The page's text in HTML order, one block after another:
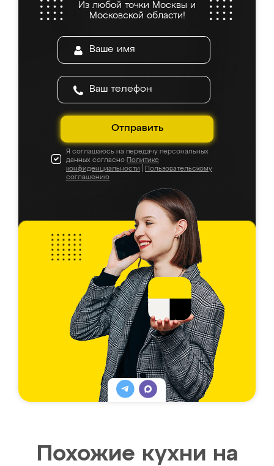
Из любой точки Москвы и
Московской области!
Отправить
Я соглашаюсь на передачу персональных
данных согласно Политике
конфиденциальности
Пользовательскому
соглашению
Похожие кухни на